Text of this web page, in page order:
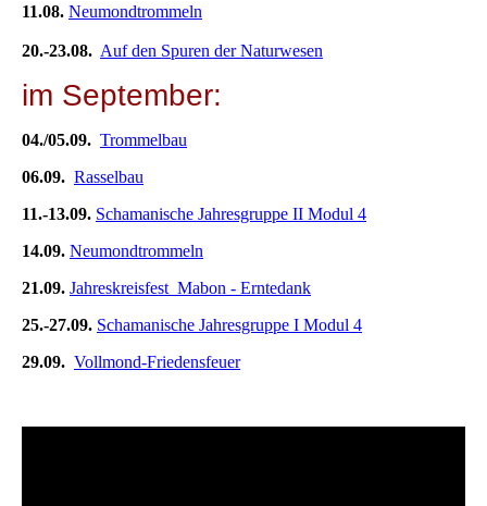
11.08. Neumondtrommeln
20.-23.08. Auf den Spuren der Naturwesen
im September:
04./05.09. Trommelbau
06.09. Rasselbau
11.-13.09. Schamanische Jahresgruppe II Modul 4
14.09. Neumondtrommeln
21.09. Jahreskreisfest Mabon - Erntedank
25.-27.09. Schamanische Jahresgruppe I Modul 4
29.09. Vollmond-Friedensfeuer